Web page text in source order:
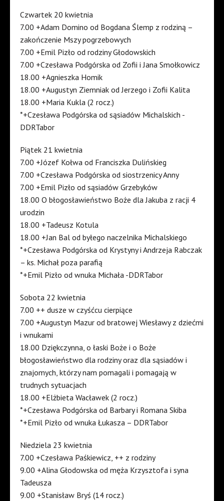
Czwartek 20 kwietnia
7.00 +Adam Domino od Bogdana Ślemp z rodziną –
zakończenie Mszy pogrzebowych
7.00 +Emil Pizło od rodziny Głodowskich
7.00 +Czesława Podgórska od Zofii i Jana Smołkowicz
18.00 +Agnieszka Homik
18.00 +Augustyn Ziemniak od Jerzego i Zofii Kalita
18.00 +Maria Kukla (2 rocz.)
*+Czesława Podgórska od sąsiadów Michalskich -
DDRTabor
Piątek 21 kwietnia
7.00 +Józef Kołwa od Franciszka Dulińskieg
7.00 +Czesława Podgórska od siostrzenicy Anny
7.00 +Emil Pizło od sąsiadów Grzebyków
18.00 O błogosławieństwo Boże dla Jakuba z racji 4
urodzin
18.00 +Tadeusz Kotula
18.00 +Jan Bal od byłego naczelnika Michalskiego
*+Czesława Podgórska od Krystyny i Andrzeja Rabczak
– ks. Michał poza parafią
*+Emil Pizło od wnuka Michała -DDRTabor
Sobota 22 kwietnia
7.00 ++ dusze w czyśćcu cierpiące
7.00 +Augustyn Mazur od bratowej Wiesławy z dziećmi
i wnukami
18.00 Dziękczynna, o łaski Boże i o Boże
błogosławieństwo dla rodziny oraz dla sąsiadów i
znajomych, którzy nam pomagali i pomagają w
trudnych sytuacjach
18.00 +Elżbieta Wacławek (2 rocz.)
*+Czesława Podgórska od Barbary i Romana Skiba
*+Emil Pizło od wnuka Łukasza – DDRTabor
Niedziela 23 kwietnia
7.00 +Czesława Paśkiewicz, ++ z rodziny
9.00 +Alina Głodowska od męża Krzysztofa i syna
Tadeusza
9.00 +Stanisław Bryś (14 rocz.)